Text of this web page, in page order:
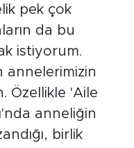
pek çok
da bu
istiyorum.
annelerimizin
Özellikle 'Aile
anneliğin
birlik